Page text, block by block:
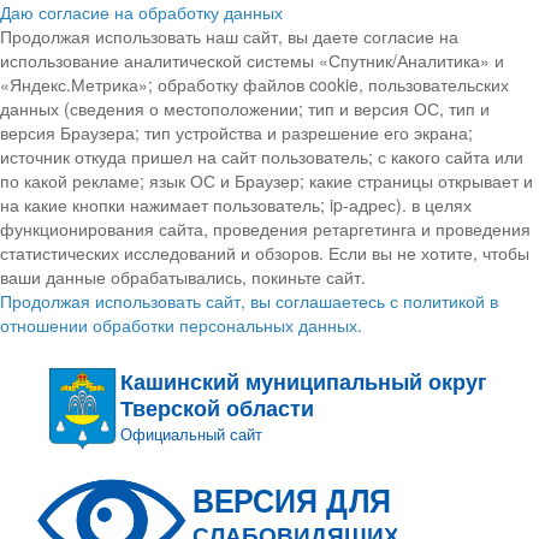
Даю согласие на обработку данных
Продолжая использовать наш сайт, вы даете согласие на
использование аналитической системы «Спутник/Аналитика» и
«Яндекс.Метрика»; обработку файлов cookie, пользовательских
данных (сведения о местоположении; тип и версия ОС, тип и
версия Браузера; тип устройства и разрешение его экрана;
источник откуда пришел на сайт пользователь; с какого сайта или
по какой рекламе; язык ОС и Браузер; какие страницы открывает и
на какие кнопки нажимает пользователь; ip-адрес). в целях
функционирования сайта, проведения ретаргетинга и проведения
статистических исследований и обзоров. Если вы не хотите, чтобы
ваши данные обрабатывались, покиньте сайт.
Продолжая использовать сайт, вы соглашаетесь с политикой в
отношении обработки персональных данных.